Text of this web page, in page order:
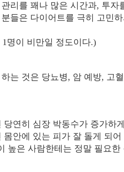
리를 꽤나 많은 시간과, 투자
들은 다이어트를 극히 고민
1명이 비만일 정도이다.)
는 것은 당뇨병, 암 예방, 고
당연히 심장 박동수가 증가하
몸안에 있는 피가 잘 돌게 되
높은 사람한테는 정말 필요한